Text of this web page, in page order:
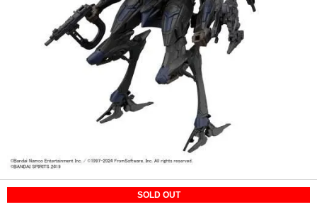
SOLD OUT